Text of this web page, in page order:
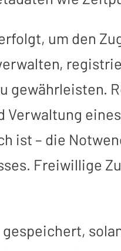
um den
gewährleisten.
Verwaltung
ist – die
Freiwillige
gespeichert,